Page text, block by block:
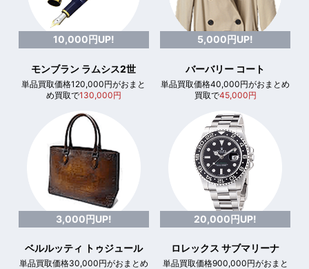
10,000円UP!
モンブラン ラムシス2世
単品買取価格120,000円がおまと
め買取で130,000円
5,000円UP!
バーバリー コート
単品買取価格40,000円がおまとめ
買取で45,000円
3,000円UP!
ベルルッティ トゥジュール
単品買取価格30,000円がおまとめ
20,000円UP!
ロレックス サブマリーナ
単品買取価格900,000円がおまと